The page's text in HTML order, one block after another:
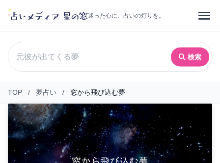
迷った心に、占いの灯りを。
検索
TOP / 夢占い / 窓から飛び込む夢